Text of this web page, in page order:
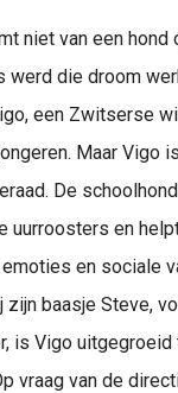
niet van een hond
werd die droom
een Zwitserse
Maar Vigo
De
uurroosters en
en sociale
baasje Steve,
is Vigo
vraag van de